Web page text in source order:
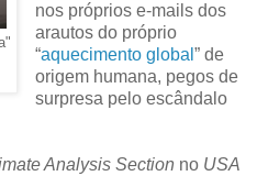
nos próprios e-mails dos
arautos do próprio
“aquecimento global ” de
origem humana, pegos de
surpresa pelo escândalo
Analysis Section no USA